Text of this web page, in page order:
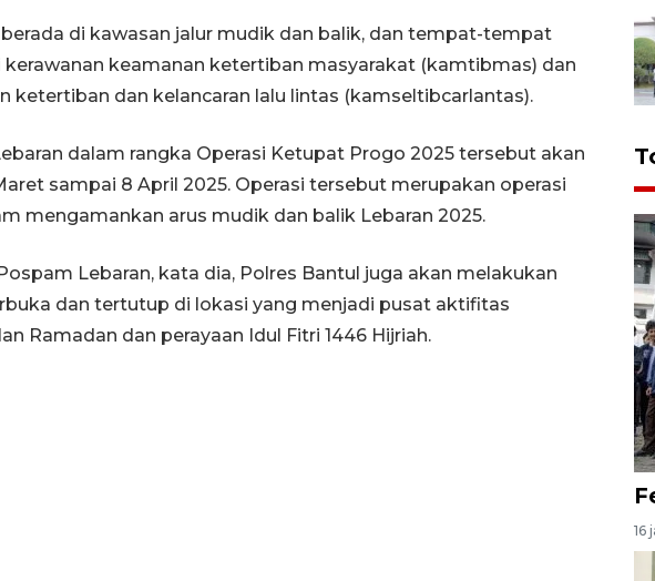
di kawasan jalur mudik dan balik, dan tempat-tempat
kerawanan keamanan ketertiban masyarakat (kamtibmas) dan
ketertiban dan kelancaran lalu lintas (kamseltibcarlantas).
dalam rangka Operasi Ketupat Progo 2025 tersebut akan
sampai 8 April 2025. Operasi tersebut merupakan operasi
mengamankan arus mudik dan balik Lebaran 2025.
Lebaran, kata dia, Polres Bantul juga akan melakukan
dan tertutup di lokasi yang menjadi pusat aktifitas
Ramadan dan perayaan Idul Fitri 1446 Hijriah.
16